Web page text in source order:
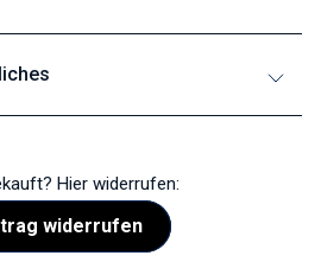
Hier widerrufen:
widerrufen